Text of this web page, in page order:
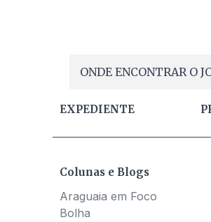
ONDE ENCONTRAR O
EXPEDIENTE
Colunas e Blogs
Araguaia em Foco
Bolha